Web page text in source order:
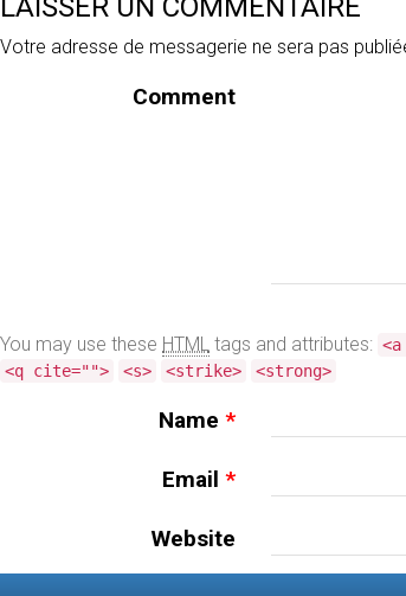
LAISSER UN COMMENTAIRE
Votre adresse de messagerie ne sera pas
Comment
You may use these HTML tags and attributes:
<q cite="">
<s> <strike> <strong>
Name *
Email *
Website